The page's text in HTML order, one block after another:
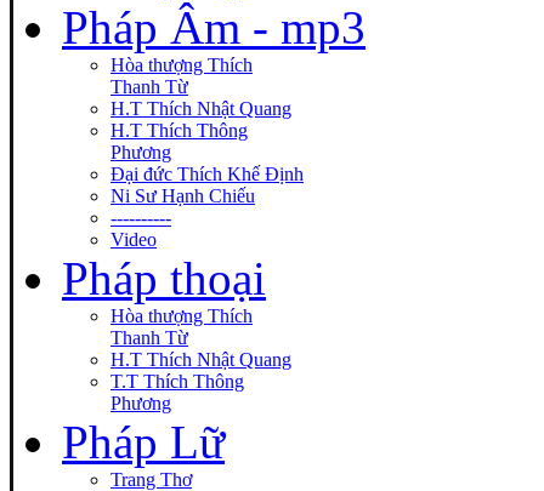
Pháp Âm - mp3
Hòa thượng Thích
Thanh Từ
H.T Thích Nhật Quang
H.T Thích Thông
Phương
Đại đức Thích Khế Định
Ni Sư Hạnh Chiếu
----------
Video
Pháp thoại
Hòa thượng Thích
Thanh Từ
H.T Thích Nhật Quang
T.T Thích Thông
Phương
Pháp Lữ
Trang Thơ